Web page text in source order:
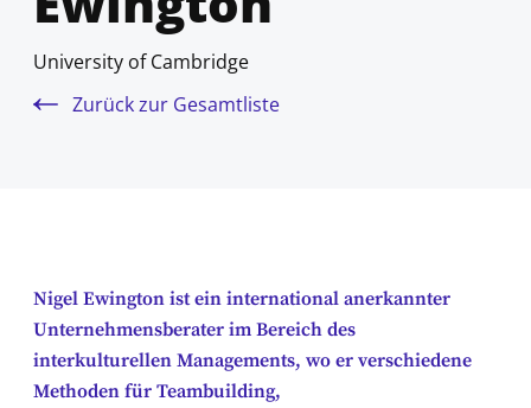
University of Cambridge
Zurück zur Gesamtliste
Nigel Ewington ist ein international anerkannter
Unternehmensberater im Bereich des
interkulturellen Managements, wo er verschiedene
Methoden für Teambuilding,